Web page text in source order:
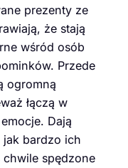
prezenty ze
że stają
wśród osób
Przede
ogromną
łączą w
Dają
bardzo ich
spędzone